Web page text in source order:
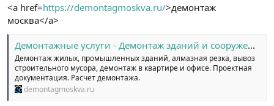
<a href=https://demontagmoskva.ru/>демонтаж
москва</a>
Демонтажные услуги - Демонтаж зданий и сооружений в Москве.
Демонтаж жилых, промышленных зданий, алмазная резка, вывоз
строительного мусора, демонтаж в квартире и офисе. Проектная
документация. Расчет демонтажа.
demontagmoskva.ru